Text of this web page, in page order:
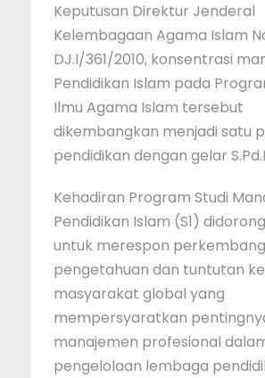
Keputusan Direktur Jenderal
Kelembagaan Agama Islam
DJ.I/361/2010, konsentrasi
Pendidikan Islam pada
Ilmu Agama Islam tersebut
dikembangkan menjadi satu
pendidikan dengan gelar S.Pd.I
Kehadiran Program Studi
Pendidikan Islam (S1)
untuk merespon
pengetahuan dan tuntutan
masyarakat global yang
mempersyaratkan
manajemen profesional
pengelolaan lembaga